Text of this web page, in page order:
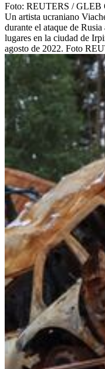
Foto: REUTERS /GLEB
Un artista ucraniano
durante el ataque de
lugares en la ciudad de
agosto de 2022. Foto